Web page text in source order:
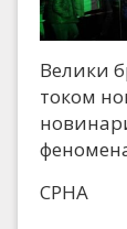
Велики
током
СРНА